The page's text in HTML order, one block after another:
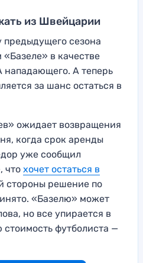
из Швейцарии
сезона
в качестве
А теперь
за шанс остаться в
ожидает возвращения
когда срок аренды
уже сообщил
что хочет остаться в
стороны решение по
«Базелю» может
но все упирается в
футболиста —